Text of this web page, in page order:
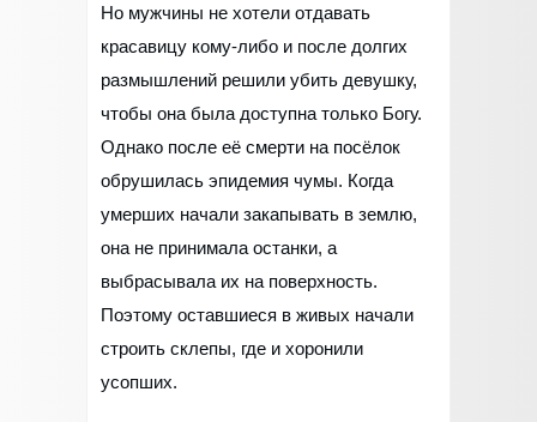
Но мужчины не хотели отдавать
красавицу кому-либо и после долгих
размышлений решили убить девушку,
чтобы она была доступна только Богу.
Однако после её смерти на посёлок
обрушилась эпидемия чумы. Когда
умерших начали закапывать в землю,
она не принимала останки, а
выбрасывала их на поверхность.
Поэтому оставшиеся в живых начали
строить склепы, где и хоронили
усопших.